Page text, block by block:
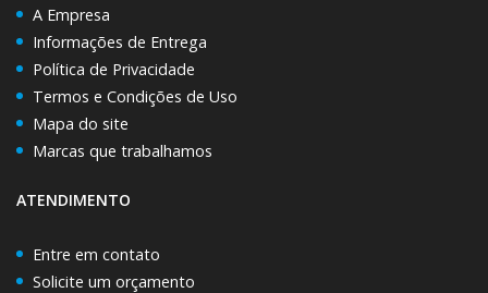
A Empresa
Informações de Entrega
Política de Privacidade
Termos e Condições de Uso
Mapa do site
Marcas que trabalhamos
ATENDIMENTO
Entre em contato
Solicite um orçamento